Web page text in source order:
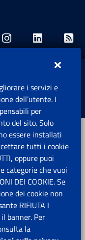
finestrafinestra
una nuova
Apre una
Instagram:
Sociale.
i servizi e
dell’utente. I
per
del sito. Solo
essere installati
tutti i cookie
oppure puoi
categorie che vuoi
DEI COOKIE. Se
dei cookie non
RIFIUTA I
il banner. Per
la